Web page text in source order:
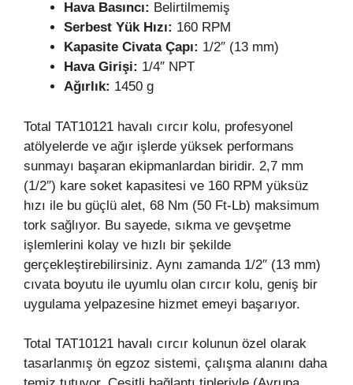
Hava Basıncı: Belirtilmemiş
Serbest Yük Hızı: 160 RPM
Kapasite Civata Çapı: 1/2″ (13 mm)
Hava Girişi: 1/4″ NPT
Ağırlık: 1450 g
Total TAT10121 havalı cırcır kolu, profesyonel
atölyelerde ve ağır işlerde yüksek performans
sunmayı başaran ekipmanlardan biridir. 2,7 mm
(1/2″) kare soket kapasitesi ve 160 RPM yüksüz
hızı ile bu güçlü alet, 68 Nm (50 Ft-Lb) maksimum
tork sağlıyor. Bu sayede, sıkma ve gevşetme
işlemlerini kolay ve hızlı bir şekilde
gerçekleştirebilirsiniz. Aynı zamanda 1/2″ (13 mm)
cıvata boyutu ile uyumlu olan cırcır kolu, geniş bir
uygulama yelpazesine hizmet emeyi başarıyor.
Total TAT10121 havalı cırcır kolunun özel olarak
tasarlanmış ön egzoz sistemi, çalışma alanını daha